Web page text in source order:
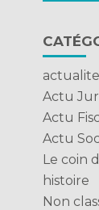
actualite
Actu
Actu
Actu
Le coin
histoire
Non